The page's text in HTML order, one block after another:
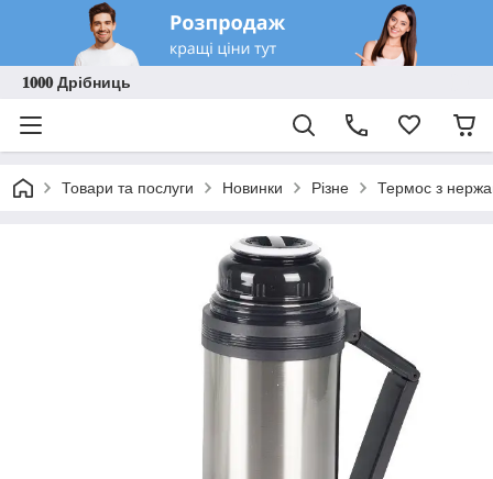
𝟏𝟎𝟎𝟎 Дрібниць
Товари та послуги Новинки Різне Термос з